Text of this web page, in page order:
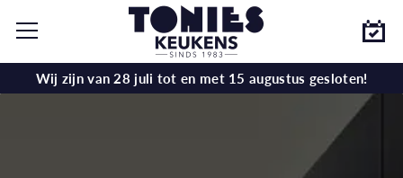
Wij zijn van 28 juli tot en met 15 augustus gesloten!